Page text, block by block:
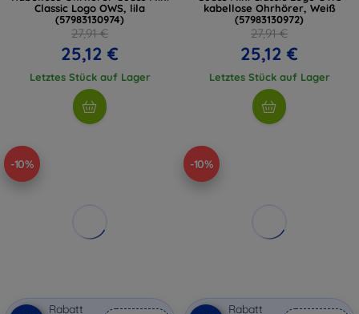
Classic Logo OWS, lila
(57983130974)
27,91 €
25,12 €
Letztes Stück auf Lager
kabellose Ohrhörer, Weiß
(57983130972)
27,91 €
25,12 €
Letztes Stück auf Lager
-10%
Rabatt
-10%
Rabatt